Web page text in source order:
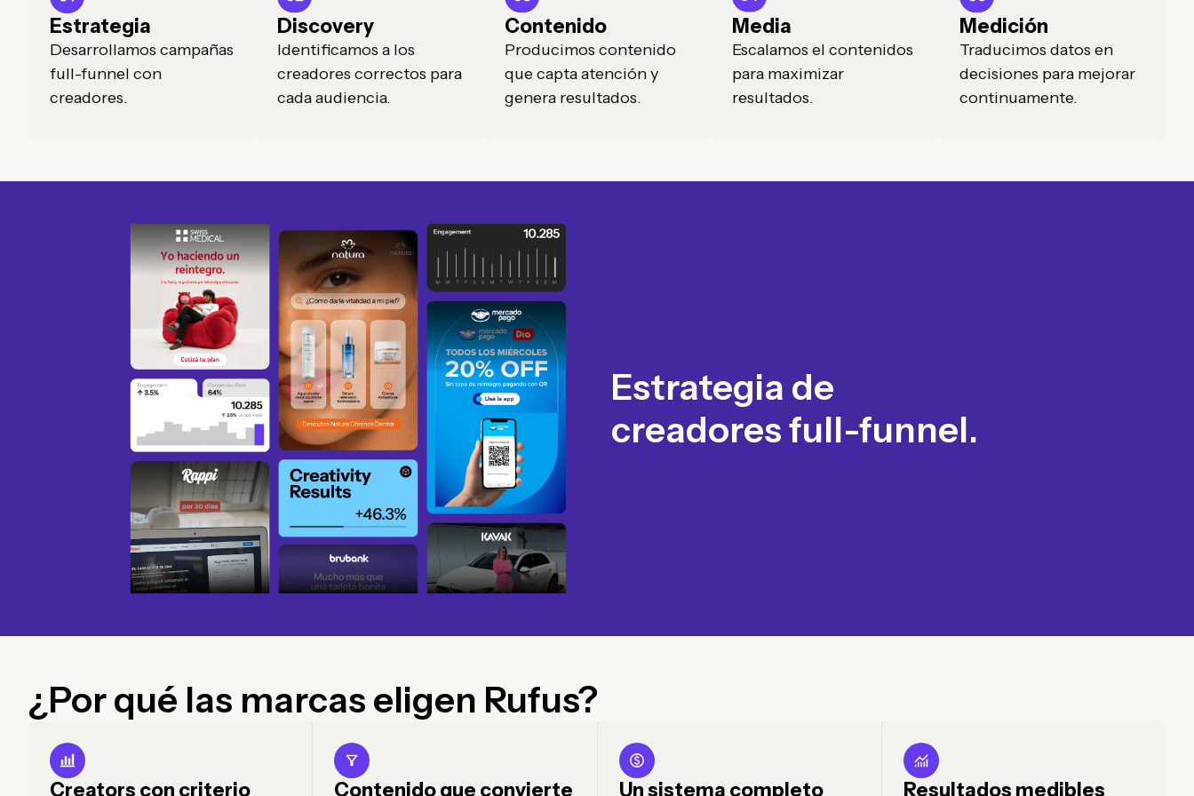
Estrategia
Desarrollamos campañas
full-funnel con
creadores.
Discovery
Identificamos a los
creadores correctos para
cada audiencia.
Contenido
Producimos contenido
que capta atención y
genera resultados.
Media
Escalamos el contenidos
para maximizar
resultados.
Medición
Traducimos datos en
decisiones para mejorar
continuamente.
Estrategia de
creadores full-funnel.
¿Por qué las marcas eligen Rufus?
Creators con criterio Contenido que convierte Un sistema completo Resultados medibles